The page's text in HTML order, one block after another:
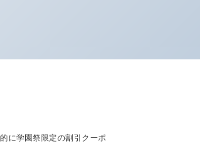
に学園祭限定の割引クーポ